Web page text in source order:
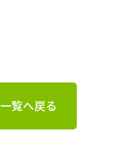
一覧へ戻る